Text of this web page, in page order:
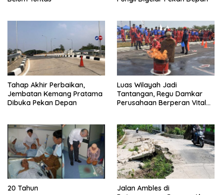
Tahap Akhir Perbaikan,
Jembatan Kemang Pratama
Dibuka Pekan Depan
Luas Wilayah Jadi
Tantangan, Regu Damkar
Perusahaan Berperan Vital
20 Tahun
Jalan Ambles di